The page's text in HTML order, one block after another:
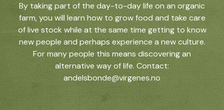
By taking part of the day-to-day life on an organic
farm, you will learn how to grow food and take care
of live stock while at the same time getting to know
new people and perhaps experience a new culture.
For many people this means discovering an
alternative way of life. Contact:
andelsbonde@virgenes.no